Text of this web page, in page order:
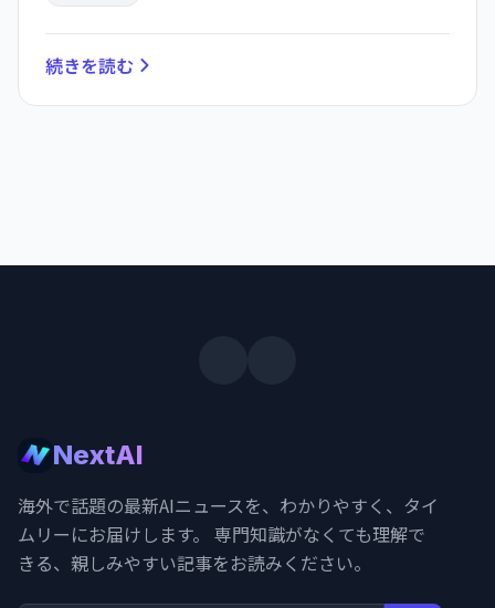
続きを読む
NextAI
海外で話題の最新AIニュースを、わかりやすく、タイ
ムリーにお届けします。 専門知識がなくても理解で
きる、親しみやすい記事をお読みください。